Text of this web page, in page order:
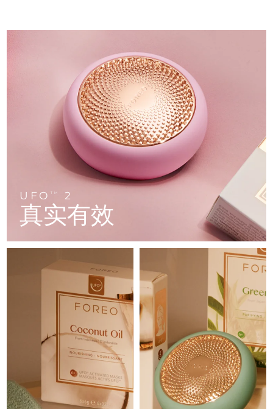
UFO TM 2
真实有效
For young skin, T-zone
LUNA™ 4 go
For travel or gym bag
LUNA™ 护肤
Premium cleansers & balm
LUNA™ 设备
All facial cleansing devices
Premium anti-aging skincare
BEAR™ 设备
All premium facelift devices
UFO™ 3 mini
Red light therapy device for young skin
UFO™ 3 go
Portable red light therapy
面膜
UFO™ 设备
issa™ 4 smile
Hybrid silicone sonic toothbrush
issa™ 4 baby
For ages 0-3
issa™ Teeth Whitening Set
Dual LED + sonic device & 18% PAP gel
ISSA™ 设备
Clinical anti-aging
FAQ™ 102
Advanced clinical anti-aging
FAQ™ 103
Luxurious clinical anti-aging set
FAQ™ P1 Primer
Manuka honey primer
FAQ™护肤品
All FAQ™ skincare
FAQ™产品
All anti-aging treatments
LED mask
FAQ™ 202
LED mask
FAQ™ 211
Anti-aging neck & décolleté LED mask
FAQ™ 221
Anti-aging LED hand mask
FAQ™护肤品
All FAQ™ skincare
FAQ™产品
All LED treatments
FAQ™ 301
LED hair strengthening scalp massager
FAQ™ Scalp Serum
FAQ™护肤品
FAQ™产品
All hair treatments
肌肤年轻化
NEW
FAQ™ 501
Full-Spectrum Red Light Therapy
FAQ™ 502
Full-Spectrum Red Light Therapy
FAQ™ Red Light Serum
FAQ™ skincare
All FAQ™ skincare
FAQ™ products
All toning treatments
专业治疗
PEACH™ 2 Pro Max
Professional IPL hair removal device
PEACH™ 2
IPL hair removal
身体护理
BEAR™ 2 body
Microcurrent body toning
LUNA™ 4 body
Massaging body brush
ESPADA™ 2 plus
Recurring acne LED therapy
眼部护理
BEAR™ 2 eyes & lips
Microcurrent line smoothing device
预计送达日期
预计送达日期
预计送达日期
预计送达日期 8/8/26
预计送达日期8/8/26
爱沙尼亚 预计送达日期8/8/26
芬兰 预计送达日期8/8/26
预计送达日期 8/8/26
法属波利尼西亚 预计送达日期 8/12/26
预计送达日期8/8/26
预计送达日期8/12/26
希腊 预计送达日期8/8/26